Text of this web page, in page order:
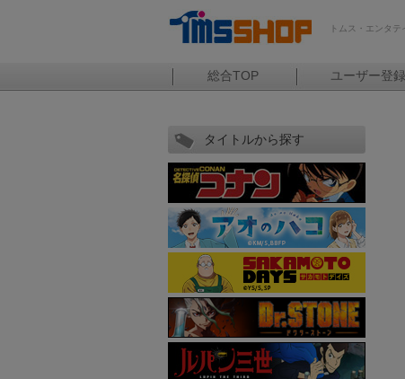
トムス・エンタ
総合TOP ユーザー登録
タイトルから探す